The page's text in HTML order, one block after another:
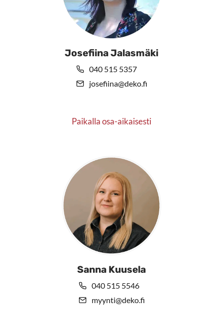
Josefiina Jalasmäki
040 515 5357
josefiina@deko.fi
Paikalla osa-aikaisesti
Sanna Kuusela
040 515 5546
myynti@deko.fi